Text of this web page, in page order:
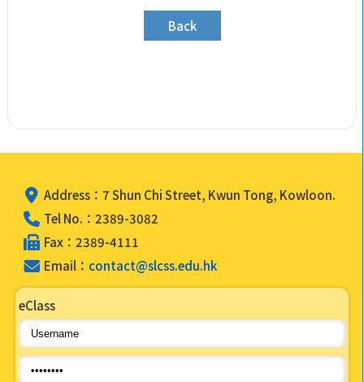
Back
Address：7 Shun Chi Street, Kwun Tong, Kowloon.
Tel No.：2389-3082
Fax：2389-4111
Email： contact@slcss.edu.hk
eClass